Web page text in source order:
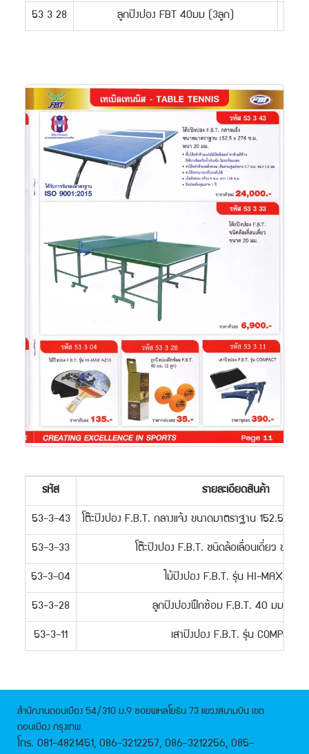
53 3 28 ลูกปิงปอง FBT 40มม (3ลูก)
รหัส รายละเอียดสินค้า
53-3-43 โต๊ะปิงปอง F.B.T. กลางแจ้ง ขนาดมาตราฐาน 152.5 x
53-3-33 โต๊ะปิงปอง F.B.T. ชนิดล้อเลื่อนเดี่ยว ขนาด
53-3-04 ไม้ปิงปอง F.B.T. รุ่่น HI-MAX A210
53-3-28 ลูกปิงปองฝึกซ้อม F.B.T. 40 มม. (3
53-3-11 เสาปิงปอง F.B.T. รุ่น COMPACT
สำนักงานดอนเมือง 54/310 ม.9 ซอยพหลโยธิน 73 แขวงสนามบิน เขต
ดอนเมือง กรุงเทพ
โทร. 081-4821451, 086-3212257, 086-3212256, 085-